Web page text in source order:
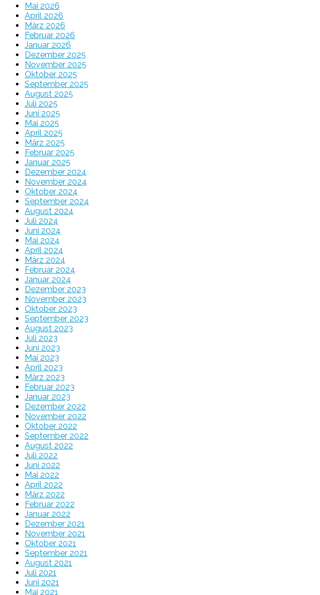
Mai 2026
April 2026
März 2026
Februar 2026
Januar 2026
Dezember 2025
November 2025
Oktober 2025
September 2025
August 2025
Juli 2025
Juni 2025
Mai 2025
April 2025
März 2025
Februar 2025
Januar 2025
Dezember 2024
November 2024
Oktober 2024
September 2024
August 2024
Juli 2024
Juni 2024
Mai 2024
April 2024
März 2024
Februar 2024
Januar 2024
Dezember 2023
November 2023
Oktober 2023
September 2023
August 2023
Juli 2023
Juni 2023
Mai 2023
April 2023
März 2023
Februar 2023
Januar 2023
Dezember 2022
November 2022
Oktober 2022
September 2022
August 2022
Juli 2022
Juni 2022
Mai 2022
April 2022
März 2022
Februar 2022
Januar 2022
Dezember 2021
November 2021
Oktober 2021
September 2021
August 2021
Juli 2021
Juni 2021
Mai 2021